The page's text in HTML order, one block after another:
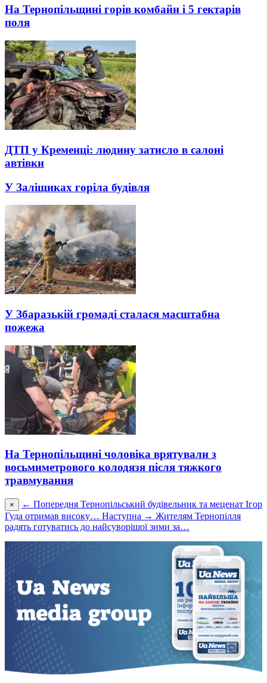
На Тернопільщині горів комбайн і 5 гектарів
поля
ДТП у Кременці: людину затисло в салоні
автівки
У Заліщиках горіла будівля
У Збаразькій громаді сталася масштабна
пожежа
На Тернопільщині чоловіка врятували з
восьмиметрового колодязя після тяжкого
травмування
× ← Попередня Тернопільський будівельник та меценат Ігор
Гуда отримав високу… Наступна → Жителям Тернопілля
радять готуватись до найсуворішої зими за…